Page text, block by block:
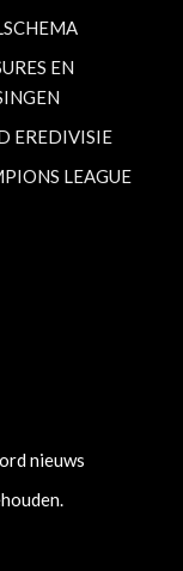
EN
EREDIVISIE
LEAGUE
nieuws